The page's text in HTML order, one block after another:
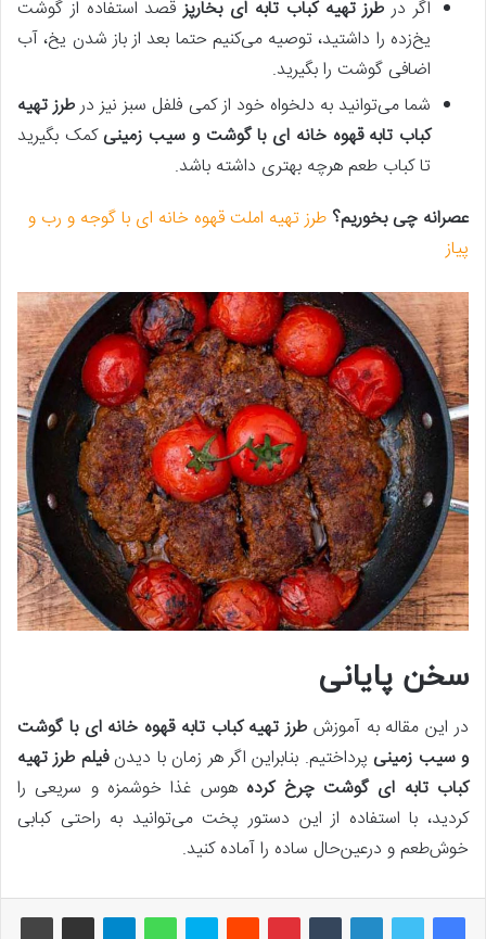
اگر در طرز تهیه کباب تابه‌ ای بخارپزقصد استفاده از گوشت
یخ‌زده را داشتید، توصیه می‌کنیم حتما بعد از باز شدن یخ، آب
اضافی گوشت را بگیرید.
شما می‌توانید به دلخواه خود از کمی فلفل سبز نیز درطرز تهیه
کباب تابه قهوه خانه ای با گوشت و سیب زمینیکمک بگیرید
تا کباب طعم هرچه بهتری داشته باشد.
عصرانه چی بخوریم؟ طرز تهیه املت قهوه خانه ای با گوجه و رب و
پیاز
سخن پایانی
در این مقاله به آموزش طرز تهیه کباب تابه قهوه خانه ای با گوشت
و سیب زمینیپرداختیم. بنابراین اگر هر زمان با دیدنفیلم طرز تهیه
کباب تابه ای گوشت چرخ کرده هوس غذا خوشمزه و سریعی را
کردید، با استفاده از این دستور پخت می‌توانید به راحتی کبابی
خوش‌طعم و درعین‌حال ساده را آماده کنید.